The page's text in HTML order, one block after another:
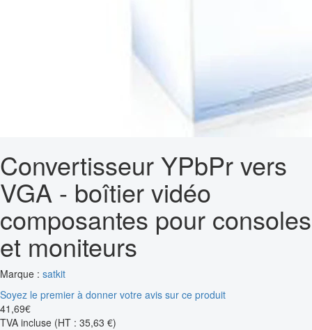
Convertisseur YPbPr vers
VGA - boîtier vidéo
composantes pour consoles
et moniteurs
Marque : satkit
Soyez le premier à donner votre avis sur ce produit
41 ,69€
TVA incluse (HT : 35,63 €)